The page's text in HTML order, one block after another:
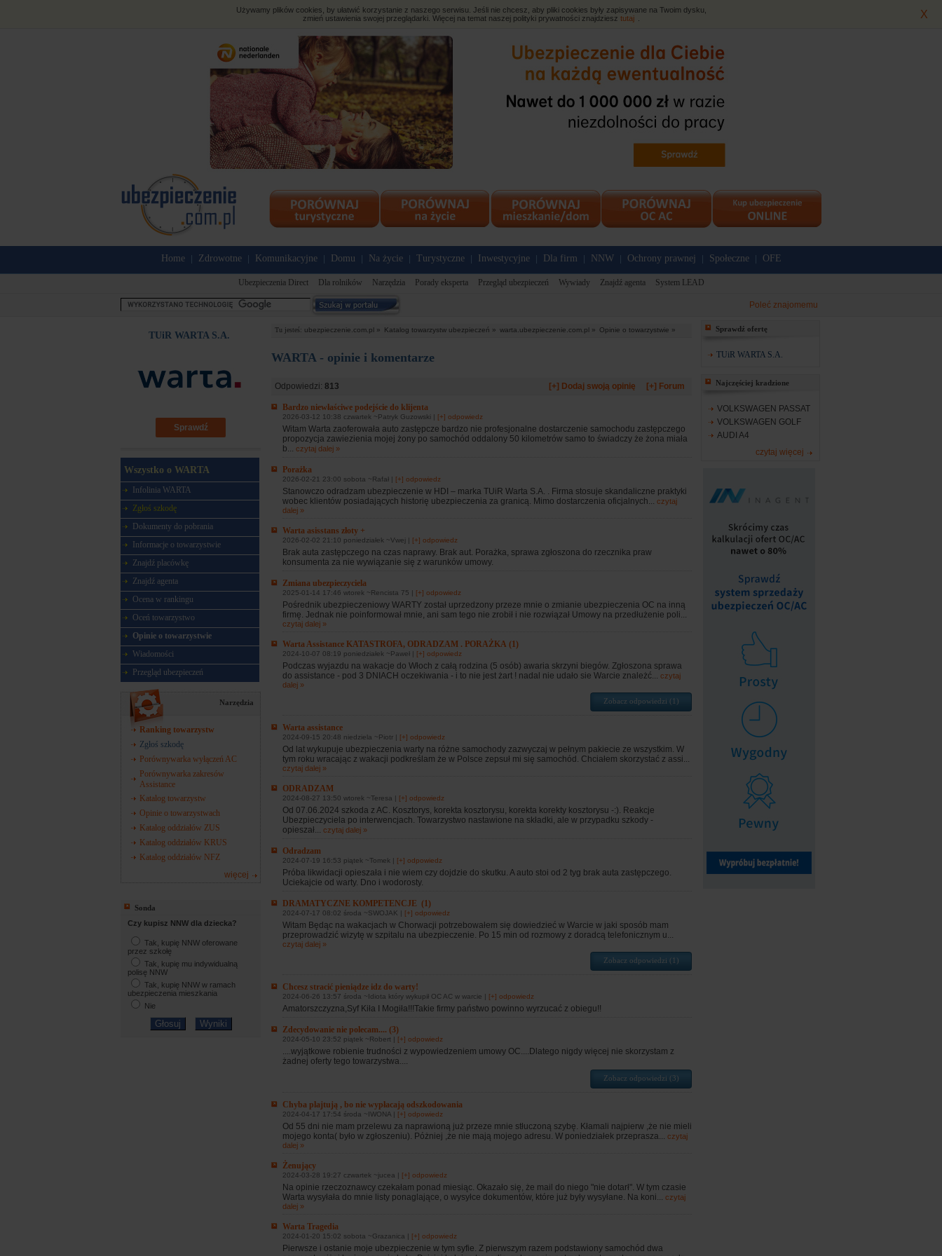
X
Używamy plików cookies, by ułatwić korzystanie z naszego serwisu. Jeśli nie chcesz, aby pliki cookies były zapisywane na Twoim dysku,
zmień ustawienia swojej przeglądarki. Więcej na temat naszej polityki prywatności znajdziesz tutaj
Home Zdrowotne Komunikacyjne Domu Na życie Turystyczne Inwestycyjne Dla firm NNW Ochrony prawnej Społeczne OFE
Ubezpieczenia Direct Dla rolników Narzędzia Porady eksperta Przegląd ubezpieczeń Wywiady Znajdź agenta System LEAD
Poleć znajomemu
TUiR WARTA S.A.
Sprawdź
Wszystko o WARTA
Infolinia WARTA
Zgłoś szkodę
Dokumenty do pobrania
Informacje o towarzystwie
Znajdź placówkę
Znajdź agenta
Ocena w rankingu
Oceń towarzystwo
Opinie o towarzystwie
Wiadomości
Przegląd ubezpieczeń
Narzędzia
Ranking towarzystw
Zgłoś szkodę
Porównywarka wyłączeń AC
Porównywarka zakresów
Assistance
Katalog towarzystw
Opinie o towarzystwach
Katalog oddziałów ZUS
Katalog oddziałów KRUS
Katalog oddziałów NFZ
więcej
Sonda
Czy kupisz NNW dla dziecka?
Tak, kupię NNW oferowane
przez szkołę
Tak, kupię mu indywidualną
polisę NNW
Tak, kupię NNW w ramach
ubezpieczenia mieszkania
Nie
Tu jesteś: ubezpieczenie.com.pl » Katalog towarzystw ubezpieczeń » warta.ubezpieczenie.com.pl » Opinie o towarzystwie »
WARTA - opinie i komentarze
Odpowiedzi: 813 [+] Dodaj swoją opinię [+] Forum
Bardzo niewłaściwe podejście do klijenta
2026-03-12 10:38 czwartek ~Patryk Guzowski | [+] odpowiedz
Witam Warta zaoferowała auto zastępcze bardzo nie profesjonalne dostarczenie samochodu zastępczego
propozycja zawiezienia mojej żony po samochód oddalony 50 kilometrów samo to świadczy że żona miała
b... czytaj dalej »
Porażka
2026-02-21 23:00 sobota ~Rafał | [+] odpowiedz
Stanowczo odradzam ubezpieczenie w HDI – marka TUiR Warta S.A. . Firma stosuje skandaliczne praktyki
wobec klientów posiadających historię ubezpieczenia za granicą. Mimo dostarczenia oficjalnych... czytaj
dalej »
Warta asisstans złoty +
2026-02-02 21:10 poniedziałek ~Vwej | [+] odpowiedz
Brak auta zastępczego na czas naprawy. Brak aut. Porażka, sprawa zgłoszona do rzecznika praw
konsumenta za nie wywiązanie się z warunków umowy.
Zmiana ubezpieczyciela
2025-01-14 17:46 wtorek ~Rencista 75 | [+] odpowiedz
Pośrednik ubezpieczeniowy WARTY został uprzedzony przeze mnie o zmianie ubezpieczenia OC na inną
firmę. Jednak nie poinformował mnie, ani sam tego nie zrobił i nie rozwiązał Umowy na przedłużenie poli...
czytaj dalej »
Warta Assistance KATASTROFA, ODRADZAM . PORAŻKA (1)
2024-10-07 08:19 poniedziałek ~Paweł | [+] odpowiedz
Podczas wyjazdu na wakacje do Włoch z całą rodzina (5 osób) awaria skrzyni biegów. Zgłoszona sprawa
do assistance - pod 3 DNIACH oczekiwania - i to nie jest żart ! nadal nie udało sie Warcie znależć... czytaj
dalej »
Zobacz odpowiedzi (1)
Warta assistance
2024-09-15 20:48 niedziela ~Piotr | [+] odpowiedz
Od lat wykupuje ubezpieczenia warty na różne samochody zazwyczaj w pełnym pakiecie ze wszystkim. W
tym roku wracając z wakacji podkreślam że w Polsce zepsuł mi się samochód. Chciałem skorzystać z assi...
czytaj dalej »
ODRADZAM
2024-08-27 13:50 wtorek ~Teresa | [+] odpowiedz
Od 07.06.2024 szkoda z AC. Kosztorys, korekta kosztorysu, korekta korekty kosztorysu -:). Reakcje
Ubezpieczyciela po interwencjach. Towarzystwo nastawione na składki, ale w przypadku szkody -
opieszał... czytaj dalej »
Odradzam
2024-07-19 16:53 piątek ~Tomek | [+] odpowiedz
Próba likwidacji opieszała i nie wiem czy dojdzie do skutku. A auto stoi od 2 tyg brak auta zastępczego.
Uciekajcie od warty. Dno i wodorosty.
DRAMATYCZNE KOMPETENCJE (1)
2024-07-17 08:02 środa ~SWOJAK | [+] odpowiedz
Witam Będąc na wakacjach w Chorwacji potrzebowałem się dowiedzieć w Warcie w jaki sposób mam
przeprowadzić wizytę w szpitalu na ubezpieczenie. Po 15 min od rozmowy z doradcą telefonicznym u...
czytaj dalej »
Zobacz odpowiedzi (1)
Chcesz stracić pieniądze idz do warty!
2024-06-26 13:57 środa ~Idiota który wykupił OC AC w warcie | [+] odpowiedz
Amatorszczyzna,Syf Kiła I Mogiła!!!Takie firmy państwo powinno wyrzucać z obiegu!!
Zdecydowanie nie polecam.... (3)
2024-05-10 23:52 piątek ~Robert | [+] odpowiedz
....wyjątkowe robienie trudności z wypowiedzeniem umowy OC....Dlatego nigdy więcej nie skorzystam z
żadnej oferty tego towarzystwa....
Zobacz odpowiedzi (3)
Chyba plajtują , bo nie wypłacają odszkodowania
2024-04-17 17:54 środa ~IWONA | [+] odpowiedz
Od 55 dni nie mam przelewu za naprawioną już przeze mnie stłuczoną szybę. Kłamali najpierw ,że nie mieli
mojego konta( było w zgłoszeniu). Póżniej ,że nie mają mojego adresu. W poniedziałek przeprasza... czytaj
dalej »
Żenujący
2024-03-28 19:27 czwartek ~jucea | [+] odpowiedz
Na opinie rzeczoznawcy czekałam ponad miesiąc. Okazało się, że mail do niego "nie dotarł". W tym czasie
Warta wysyłała do mnie listy ponaglające, o wysyłce dokumentów, które już były wysyłane. Na koni... czytaj
dalej »
Warta Tragedia
2024-01-20 15:02 sobota ~Grazanica | [+] odpowiedz
Pierwsze i ostanie moje ubezpieczenie w tym syfie. Z pierwszym razem podstawiony samochód dwa
Sprawdź ofertę
TUiR WARTA S.A.
Najczęściej kradzione
VOLKSWAGEN PASSAT
VOLKSWAGEN GOLF
AUDI A4
czytaj więcej